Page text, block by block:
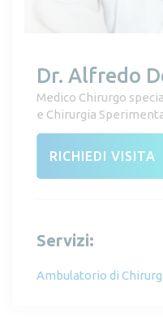
Dr. Alfredo
Medico Chirurgo
e Chirurgia
RICHIEDI VISITA
Servizi:
Ambulatorio di